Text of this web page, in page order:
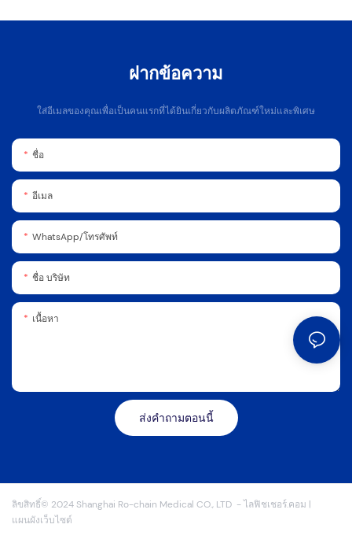
ฝากข้อความ
ใส่อีเมลของคุณเพื่อเป็นคนแรกที่ได้ยินเกี่ยวกับผลิตภัณฑ์ใหม่และพิเศษ
ชื่อ
อีเมล
WhatsApp/โทรศัพท์
ชื่อ บริษัท
เนื้อหา
ส่งคำถามตอนนี้
ลิขสิทธิ์© 2024 Shanghai Ro-chain Medical CO., LTD -ไลฟิชเชอร์.คอม |
แผนผังเว็บไซต์